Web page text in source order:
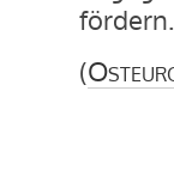
fördern.
(